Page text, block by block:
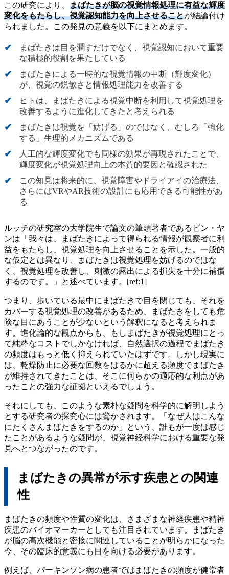
この研究により、 まばたきが脳の視覚情報処理に有益な輝度
変化をもたらし、視覚認知能力を向上させることが結論付け
られました。この発見の意義を以下にまとめます。
まばたきは目を潤すだけでなく、視覚認知において重要
な積極的役割を果たしている
まばたきによる一時的な視覚情報の中断（輝度変化）
が、視覚の鋭敏さと情報処理能力を改善する
ヒトは、まばたきによる視覚中断を利用して視覚処理を
改善するように進化してきたと考えられる
まばたきは視覚を「妨げる」のではなく、むしろ「強化
する」生理的メカニズムである
人工的な輝度変化でも同様の効果が再現されたことで、
輝度変化が視覚処理向上の本質的要因と確認された
この知見は将来的に、視覚障害やドライアイの治療法、
さらにはVRやAR技術の設計にも応用できる可能性があ
る
ルッチの研究室の大学院生で論文の筆頭著者であるビン・ヤ
ンは「我々は、まばたきによって得られる情報が観察者に利
益をもたらし、視覚処理を向上させることを示した。一般的
な仮定とは異なり、まばたきは視覚処理を妨げるのではな
く、視覚処理を改善し、刺激の露出による損失を十分に補償
するのです。」と述べています。[ref:1]
つまり、歩いている最中にまばたきで目を閉じても、それを
カバーする視覚処理の改善があるため、まばたきをしても危
険な目にあうことが少ないという解釈になると考えられま
す。進化論的な観点からも、もしまばたきが視覚処理にとっ
て純粋なコストでしかなければ、自然選択の過程でまばたき
の頻度はもっと低く抑えられていたはずです。しかし現実に
は、乾燥防止に必要な回数をはるかに超える頻度でまばたき
が維持されてきたことは、そこに何らかの適応的な利点があ
ったことの強力な証拠といえるでしょう。
それにしても、このような素朴な疑問を科学的に解明しよう
とする研究者の探究心には驚かされます。「なぜ人はこんな
にたくさんまばたきをするのか」という、誰もが一度は感じ
たことがあるような疑問が、視覚神経科学における重要な発
見へとつながったのです。
まばたきの異常が示す疾患との関連
性
まばたきの頻度や性質の変化は、さまざまな神経疾患や精神
疾患のバイオマーカーとしても注目されています。まばたき
が脳の高次機能と密接に関連していることが明らかになった
今、その臨床的意義にも目を向ける必要があります。
例えば、パーキンソン病の患者ではまばたきの頻度が健常者